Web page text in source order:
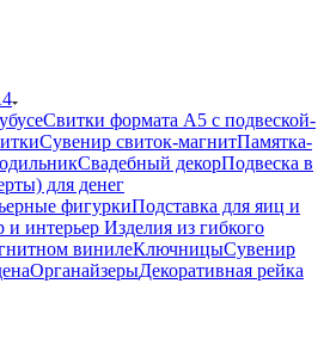
Свитки формата А5 с подвеской-
Сувенир свиток-магнитПамятка-
Свадебный декорПодвеска в
для денег
фигуркиПодставка для яиц и
и интерьер Изделия из гибкого
винилеКлючницыСувенир
ОрганайзерыДекоративная рейка